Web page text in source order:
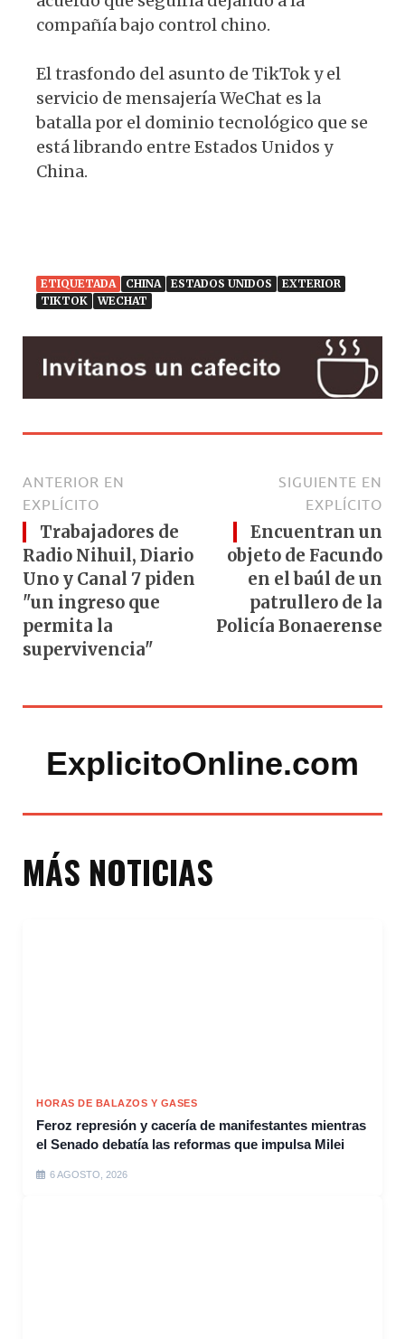
compañía bajo control chino.
El trasfondo del asunto de TikTok y el
servicio de mensajería WeChat es la
batalla por el dominio tecnológico que se
está librando entre Estados Unidos y
China.
ETIQUETADA CHINA ESTADOS UNIDOS
EXTERIOR
TIKTOK
WECHAT
ANTERIOR EN
EXPLÍCITO
Trabajadores de
Radio Nihuil, Diario
Uno y Canal 7 piden
"un ingreso que
permita la
supervivencia"
SIGUIENTE EN
EXPLÍCITO
Encuentran un
objeto de Facundo
en el baúl de un
patrullero de la
Policía Bonaerense
ExplicitoOnline.com
MÁS NOTICIAS
HORAS DE BALAZOS Y GASES
Feroz represión y cacería de manifestantes mientras
el Senado debatía las reformas que impulsa Milei
6 AGOSTO, 2026